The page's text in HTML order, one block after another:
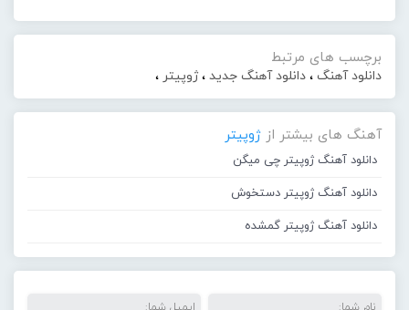
برچسب های مرتبط
دانلود آهنگ ، دانلود آهنگ جدید ،ژوپیتر ،
آهنگ های بیشتر از ژوپیتر
دانلود آهنگ ژوپیتر چی میگن
دانلود آهنگ ژوپیتر دستخوش
دانلود آهنگ ژوپیتر گمشده